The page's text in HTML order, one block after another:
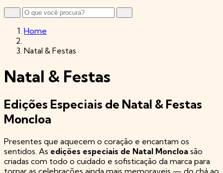
Home
Natal & Festas
Natal & Festas
Edições Especiais de Natal & Festas
Moncloa
Presentes que aquecem o coração e encantam os
sentidos. As edições especiais de Natal Moncloa são
criadas com todo o cuidado e sofisticação da marca para